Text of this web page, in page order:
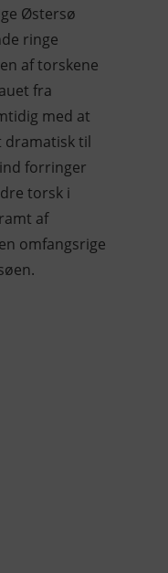
Østersø
ringe
af torskene
fra
med at
dramatisk til
forringer
torsk i
af
omfangsrige